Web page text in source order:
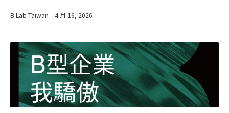
B Lab Taiwan 4 月 16, 2026